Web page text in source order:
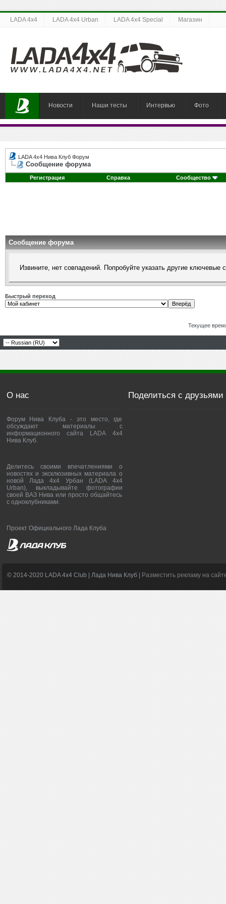
LADA 4x4 LADA 4x4 Urban LADA 4x4 Special Магазин
Новости Наши тесты Интервью Фото
LADA 4x4 Нива Клуб Форум
Сообщение форума
Регистрация Справка Сообщество
Сообщение форума
Извините, нет совпадений. Попробуйте указать другие ключевые
Быстрый переход
Текущее
О нас
Форум Нива Клуба - это место, где
обсуждают материалы с
информационного сайта LADA 4x4
Нива Клуб.
Делитесь своими впечатлениями о
новостях и эксклюзивных материала о
новой Лада 4х4 Урбан (LADA 4x4
Urban), выкладывайте фотографии
своей ВАЗ Нива или просто общайтесь
с одноклубниками.
Проект Официального Лада Клуба
Поделиться с друзьями
© 2014-2020 LADA 4x4 Club | Лада Нива Клуб | Разместить рекламу на